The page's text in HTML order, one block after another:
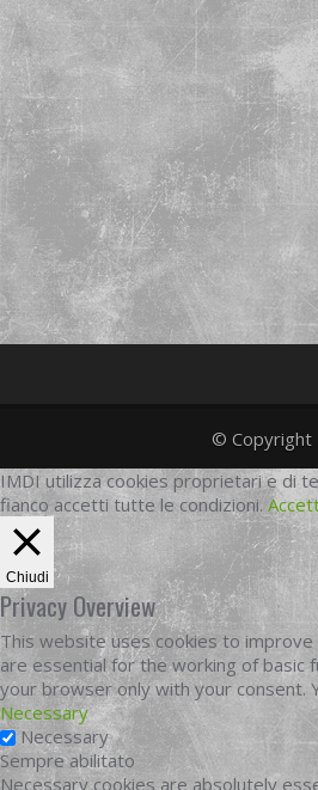
© Copyright
IMDI utilizza cookies proprietari e di
fianco accetti tutte le condizioni.
Chiudi
Privacy Overview
This website uses cookies to
are essential for the working of basic
your browser only with your consent.
Necessary
Necessary
Sempre abilitato
Necessary cookies are absolutely